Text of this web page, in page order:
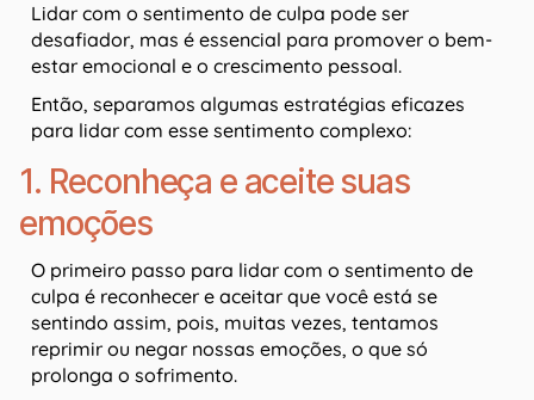
Lidar com o sentimento de culpa pode ser
desafiador, mas é essencial para promover o bem-
estar emocional e o crescimento pessoal.
Então, separamos algumas estratégias eficazes
para lidar com esse sentimento complexo:
1. Reconheça e aceite suas
emoções
O primeiro passo para lidar com o sentimento de
culpa é reconhecer e aceitar que você está se
sentindo assim, pois, muitas vezes, tentamos
reprimir ou negar nossas emoções, o que só
prolonga o sofrimento.